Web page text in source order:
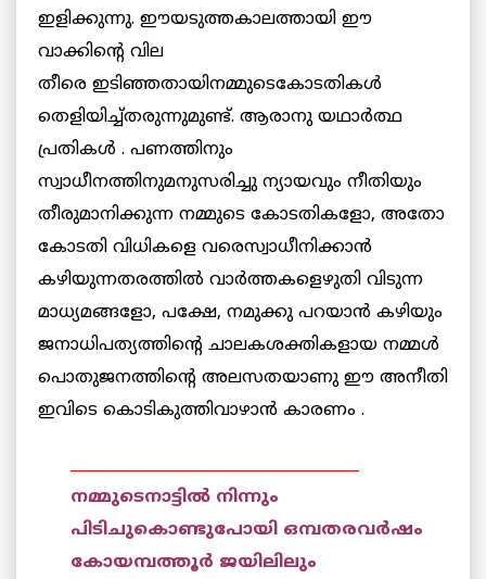
ഇളിക്കുന്നു. ഈയടുത്തകാലത്തായി ഈ
വാക്കിന്റെ വില
തീരെ ഇടിഞ്ഞതായിനമ്മുടെകോടതികള്‍
തെളിയിച്ച്തരുന്നുമുണ്ട്. ആരാനു യഥാര്‍ത്ഥ
പ്രതികള്‍ . പണത്തിനും
സ്വാധീനത്തിനുമനുസരിച്ചു ന്യായവും നീതിയും
തീരുമാനിക്കുന്ന നമ്മുടെ കോടതികളോ, അതോ
കോടതി വിധികളെ വരെസ്വാധീനിക്കാന്‍
കഴിയുന്നതരത്തില്‍ വാര്‍ത്തകളെഴുതി വിടുന്ന
മാധ്യമങ്ങളോ, പക്ഷേ, നമുക്കു പറയാന്‍ കഴിയും
ജനാധിപത്യത്തിന്റെ ചാലകശക്തികളായ നമ്മള്‍
പൊതുജനത്തിന്റെ അലസതയാണു ഈ അനീതി
ഇവിടെ കൊടികുത്തിവാഴാന്‍ കാരണം .
______________________________________
നമ്മുടെനാട്ടില്‍ നിന്നും
പിടിചുകൊണ്ടുപോയി ഒമ്പതരവര്‍ഷം
കോയമ്പത്തൂര്‍ ജയിലിലും